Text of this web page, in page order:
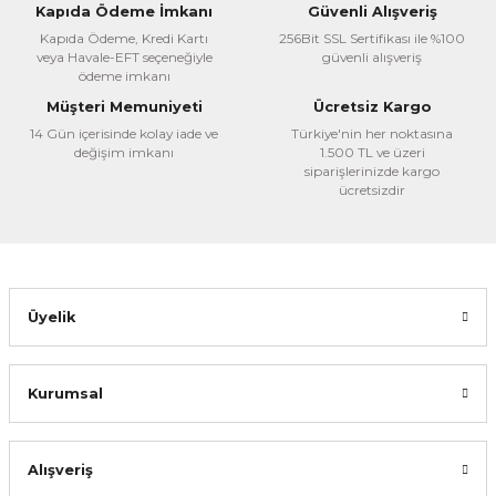
Ürün açıklamasında eksik bilgiler bulunuyor.
Ürün bilgilerinde hatalar bulunuyor.
Kapıda Ödeme İmkanı
Kapıda Ödeme, Kredi Kartı
veya Havale-EFT seçeneğiyle
ödeme imkanı
Güvenli Alışveriş
256Bit SSL Sertifikası ile %100
güvenli alışveriş
Müşteri Memuniyeti
14 Gün içerisinde kolay iade ve
değişim imkanı
Ücretsiz Kargo
Türkiye'nin her noktasına
1.500 TL ve üzeri
siparişlerinizde kargo
ücretsizdir
Üyelik
Kurumsal
Alışveriş